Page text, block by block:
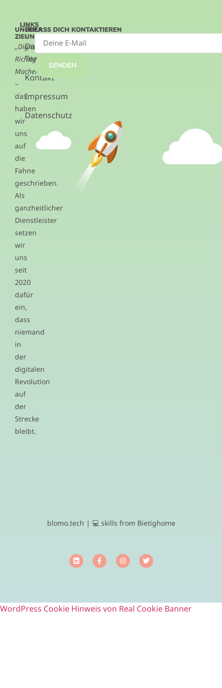
UNSER
ZIEL
„Digitalisierung.
Richtig.
Machen.“
–
das
haben
wir
uns
auf
die
Fahne
geschrieben.
Als
ganzheitlicher
Dienstleister
setzen
wir
uns
seit
2020
dafür
ein,
dass
niemand
in
der
digitalen
Revolution
auf
der
Strecke
bleibt.
LINKS
ÜBER
UNS
Das
Team
Kontakt
Impressum
Datenschutz
LASS DICH KONTAKTIEREN
SENDEN
blomo.tech | 💻 skills from Bietighome
WordPress Cookie Hinweis von Real Cookie Banner